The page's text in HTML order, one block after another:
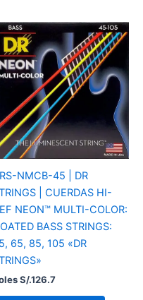
NMCB-45 | DR
| CUERDAS HI-
NEON™ MULTI-COLOR:
BASS STRINGS:
65, 85, 105 «DR
S/.126.7